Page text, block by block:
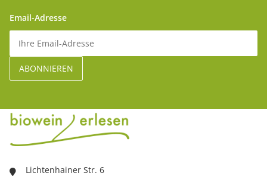
Email-Adresse
Lichtenhainer Str. 6